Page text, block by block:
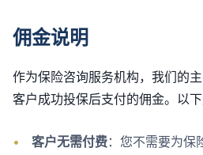
佣金说明
作为保险咨询服务机构，我们的
客户成功投保后支付的佣金。以
• 客户无需付费：您不需要为保